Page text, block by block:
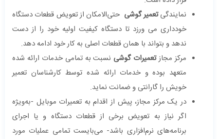
نمایندگیتعمیر گوشی حتی‌الامکان از تعویض قطعات دستگاه
خودداری می ورزد تا دستگاه کیفیت اولیه خود را از دست
ندهد و بتواند با همان قطعات اصلی به کار خود ادامه دهد.
مرکز مجازتعمیرات گوشی نسبت به تمامی خدمات ارائه شده
متعهد بوده و خدمات ارائه شده توسط کارشناسان تعمیر
خویش را گارانتی و ضمانت نماید.
در یک مرکز مجاز، پیش از اقدام به تعمیرات موبایل -به‌ویژه
اگر نیاز به تعویض برخی از قطعات دستگاه و یا اجرای
برنامه‌های نرم‌افزاری باشد- می‌بایست تمامی عملیات مورد